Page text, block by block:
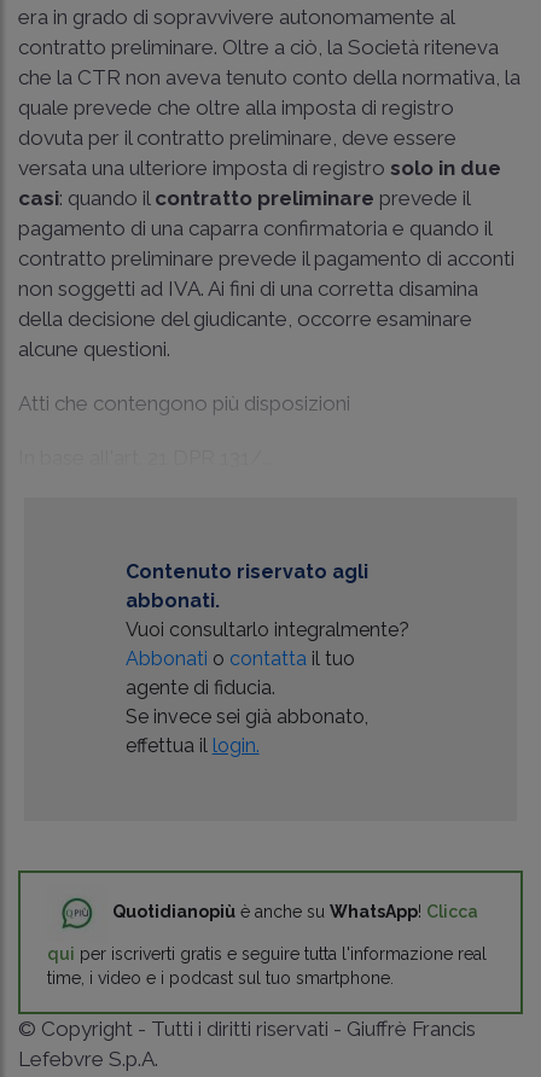
era in grado di sopravvivere autonomamente al
contratto preliminare. Oltre a ciò, la Società riteneva
che la CTR non aveva tenuto conto della normativa, la
quale prevede che oltre alla imposta di registro
dovuta per il contratto preliminare, deve essere
versata una ulteriore imposta di registro solo in due
casi: quando il contratto preliminare prevede il
pagamento di una caparra confirmatoria e quando il
contratto preliminare prevede il pagamento di acconti
non soggetti ad IVA. Ai fini di una corretta disamina
della decisione del giudicante, occorre esaminare
alcune questioni.
Atti che contengono più disposizioni
Contenuto riservato agli
abbonati.
Vuoi consultarlo integralmente?
Abbonati o contatta il tuo
agente di fiducia.
Se invece sei già abbonato,
effettua il login.
Quotidianopiù è anche su WhatsApp! Clicca
qui per iscriverti gratis e seguire tutta l'informazione real
time, i video e i podcast sul tuo smartphone.
© Copyright - Tutti i diritti riservati - Giuffrè Francis
Lefebvre S.p.A.